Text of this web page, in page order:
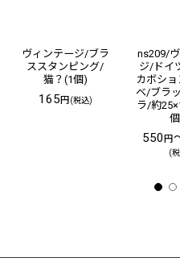
ヴィンテージ/ブラ
ススタンピング/
猫？(1個)
165円(税込)
ns209/
ジ/ドイ
カボシ
ベ/ブラ
ラ/約
個
550円
(